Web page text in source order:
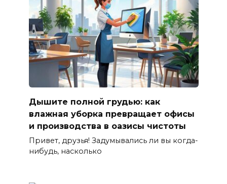
Дышите полной грудью: как
влажная уборка превращает офисы
и производства в оазисы чистоты
Привет, друзья! Задумывались ли вы когда-
нибудь, насколько